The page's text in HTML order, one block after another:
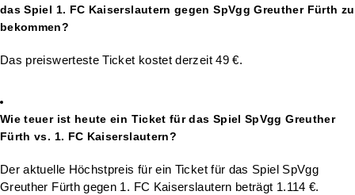
das Spiel 1. FC Kaiserslautern gegen SpVgg Greuther Fürth zu
bekommen?
Das preiswerteste Ticket kostet derzeit 49 €.
Wie teuer ist heute ein Ticket für das Spiel SpVgg Greuther
Fürth vs. 1. FC Kaiserslautern?
Der aktuelle Höchstpreis für ein Ticket für das Spiel SpVgg
Greuther Fürth gegen 1. FC Kaiserslautern beträgt 1.114 €.